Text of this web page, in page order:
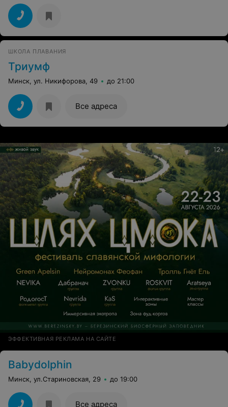
детьми и их успехами. Не смотря на то, что сын ходит
только 1 раз в неделю и по разным причинам бывает
пропускает занятия, уже научился плавать. Здорово,
когда ребенок достигает результата, а ещё круче,
когда это делается с удовольствием и большим
ШКОЛА ПЛАВАНИЯ
Триумф
Минск, ул. Никифорова, 49 до 21:00
Все адреса
ЭФФЕКТИВНАЯ РЕКЛАМА НА САЙТЕ
Babydolphin
Минск, ул.Стариновская, 29 до 19:00
Все адреса